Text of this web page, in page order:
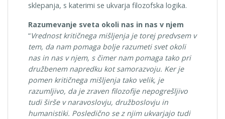
sklepanja, s katerimi se ukvarja filozofska logika.
Razumevanje sveta okoli nas in nas v njem
“Vrednost kritičnega mišljenja je torej predvsem v
tem, da nam pomaga bolje razumeti svet okoli
nas in nas v njem, s čimer nam pomaga tako pri
družbenem napredku kot samorazvoju. Ker je
pomen kritičnega mišljenja tako velik, je
razumljivo, da je zraven filozofije nepogrešljivo
tudi širše v naravoslovju, družboslovju in
humanistiki. Posledično se z njim ukvarjajo tudi